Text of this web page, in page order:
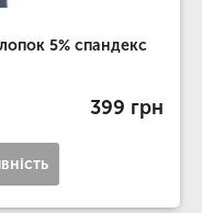
5% спандекс
399 грн